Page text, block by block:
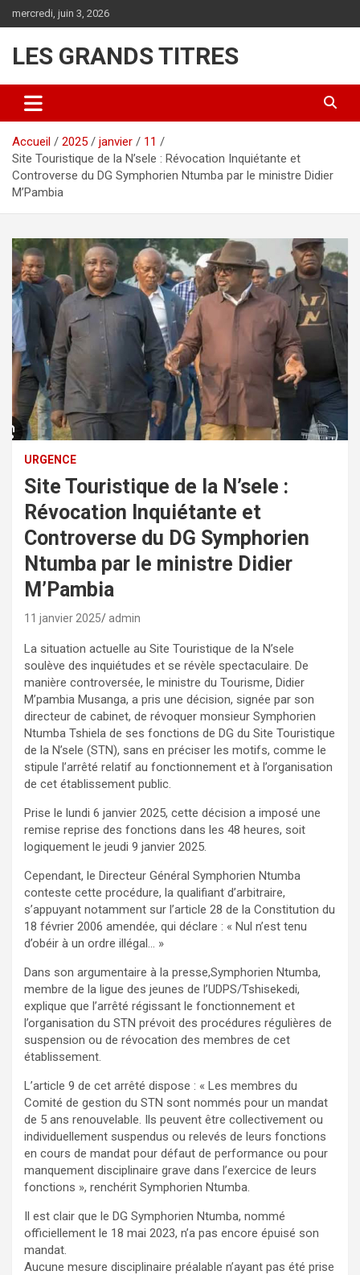
au
mercredi, juin 3, 2026
LES GRANDS TITRES
Accueil 2025 janvier
11
Site Touristique de la N’sele : Révocation Inquiétante et
Controverse du DG Symphorien Ntumba par le ministre Didier
M’Pambia
URGENCE
Site Touristique de la N’sele :
Révocation Inquiétante et
Controverse du DG Symphorien
Ntumba par le ministre Didier
M’Pambia
11 janvier 2025 admin
La situation actuelle au Site Touristique de la N’sele
soulève des inquiétudes et se révèle spectaculaire. De
manière controversée, le ministre du Tourisme, Didier
M’pambia Musanga, a pris une décision, signée par son
directeur de cabinet, de révoquer monsieur Symphorien
Ntumba Tshiela de ses fonctions de DG du Site Touristique
de la N’sele (STN), sans en préciser les motifs, comme le
stipule l’arrêté relatif au fonctionnement et à l’organisation
de cet établissement public.
Prise le lundi 6 janvier 2025, cette décision a imposé une
remise reprise des fonctions dans les 48 heures, soit
logiquement le jeudi 9 janvier 2025.
Cependant, le Directeur Général Symphorien Ntumba
conteste cette procédure, la qualifiant d’arbitraire,
s’appuyant notamment sur l’article 28 de la Constitution du
18 février 2006 amendée, qui déclare : « Nul n’est tenu
d’obéir à un ordre illégal… »
Dans son argumentaire à la presse,Symphorien Ntumba,
membre de la ligue des jeunes de l’UDPS/Tshisekedi,
explique que l’arrêté régissant le fonctionnement et
l’organisation du STN prévoit des procédures régulières de
suspension ou de révocation des membres de cet
établissement.
L’article 9 de cet arrêté dispose : « Les membres du
Comité de gestion du STN sont nommés pour un mandat
de 5 ans renouvelable. Ils peuvent être collectivement ou
individuellement suspendus ou relevés de leurs fonctions
en cours de mandat pour défaut de performance ou pour
manquement disciplinaire grave dans l’exercice de leurs
fonctions », renchérit Symphorien Ntumba.
Il est clair que le DG Symphorien Ntumba, nommé
officiellement le 18 mai 2023, n’a pas encore épuisé son
mandat.
Aucune mesure disciplinaire préalable n’ayant pas été prise